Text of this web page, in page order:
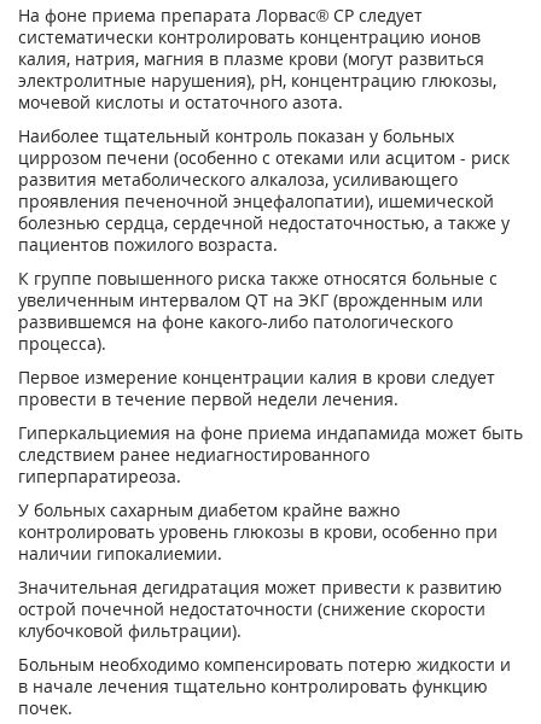
На фоне приема препарата Лорвас® СР следует
систематически контролировать концентрацию ионов
калия, натрия, магния в плазме крови (могут развиться
электролитные нарушения), pH, концентрацию глюкозы,
мочевой кислоты и остаточного азота.
Наиболее тщательный контроль показан у больных
циррозом печени (особенно с отеками или асцитом - риск
развития метаболического алкалоза, усиливающего
проявления печеночной энцефалопатии), ишемической
болезнью сердца, сердечной недостаточностью, а также у
пациентов пожилого возраста.
К группе повышенного риска также относятся больные с
увеличенным интервалом QT на ЭКГ (врожденным или
развившемся на фоне какого-либо патологического
процесса).
Первое измерение концентрации калия в крови следует
провести в течение первой недели лечения.
Гиперкальциемия на фоне приема индапамида может быть
следствием ранее недиагностированного
гиперпаратиреоза.
У больных сахарным диабетом крайне важно
контролировать уровень глюкозы в крови, особенно при
наличии гипокалиемии.
Значительная дегидратация может привести к развитию
острой почечной недостаточности (снижение скорости
клубочковой фильтрации).
Больным необходимо компенсировать потерю жидкости и
в начале лечения тщательно контролировать функцию
почек.